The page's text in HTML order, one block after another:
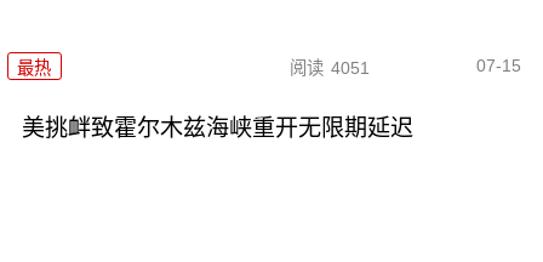
最热 阅读 4051 07-15
美挑衅致霍尔木兹海峡重开无限期延迟